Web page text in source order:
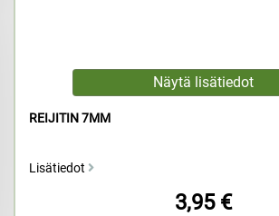
REIJITIN 7MM
Lisätiedot
3,95 €